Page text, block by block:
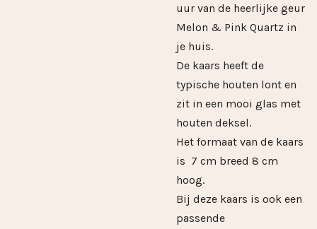
uur van de heerlijke geur
Melon & Pink Quartz in
je huis.
De kaars heeft de
typische houten lont en
zit in een mooi glas met
houten deksel.
Het formaat van de kaars
is 7 cm breed 8 cm
hoog.
Bij deze kaars is ook een
passende